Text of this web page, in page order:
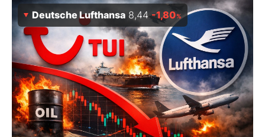
BO-Musterdepots
Experten
Mein B:O
Mein Konto
Deutsche Lufthansa 8,44 -1,80%